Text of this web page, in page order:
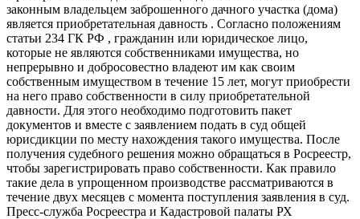
законным владельцем заброшенного дачного участка (дома)
является приобретательная давность . Согласно положениям
статьи 234 ГК РФ , гражданин или юридическое лицо,
которые не являются собственниками имущества, но
непрерывно и добросовестно владеют им как своим
собственным имуществом в течение 15 лет, могут приобрести
на него право собственности в силу приобретательной
давности. Для этого необходимо подготовить пакет
документов и вместе с заявлением подать в суд общей
юрисдикции по месту нахождения такого имущества. После
получения судебного решения можно обращаться в Росреестр,
чтобы зарегистрировать право собственности. Как правило
такие дела в упрощенном производстве рассматриваются в
течение двух месяцев с момента поступления заявления в суд.
Пресс-служба Росреестра и Кадастровой палаты РХ